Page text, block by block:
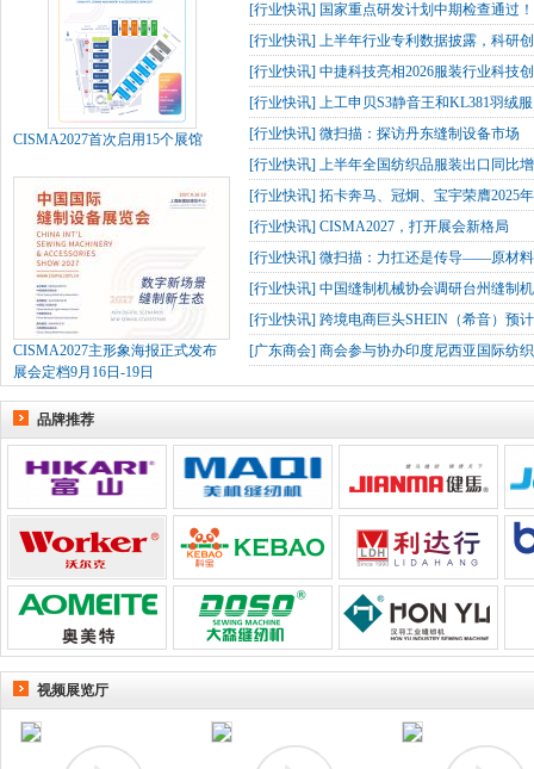
CISMA2027首次启用15个展馆
CISMA2027主形象海报正式发布
展会定档9月16日-19日
[行业快讯] 国家重点研发计划中期检查通过
[行业快讯] 上半年行业专利数据披露，科研
[行业快讯] 中捷科技亮相2026服装行业科技
[行业快讯] 上工申贝S3静音王和KL381羽绒
[行业快讯] 微扫描：探访丹东缝制设备市场
[行业快讯] 上半年全国纺织品服装出口同比
[行业快讯] 拓卡奔马、冠炯、宝宇荣膺2025
[行业快讯] CISMA2027，打开展会新格局
[行业快讯] 微扫描：力扛还是传导——原材
[行业快讯] 中国缝制机械协会调研台州缝制
[行业快讯] 跨境电商巨头SHEIN（希音）预
[广东商会] 商会参与协办印度尼西亚国际纺
品牌推荐
视频展览厅